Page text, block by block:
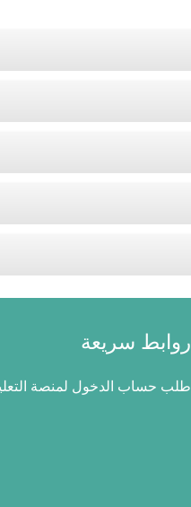
روابط سريعة
طلب حساب الدخول لمنصة